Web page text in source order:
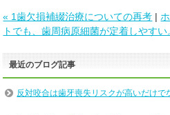
« 1歯欠損補綴治療についての再考 |
トでも、歯周病原細菌が定着しやすい
最近のブログ記事
反対咬合は歯牙喪失リスクが高いだけ